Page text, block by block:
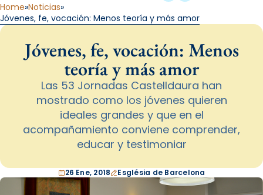
Home Noticias
Jóvenes, fe, vocación: Menos teoría y más amor
Jóvenes, fe, vocación: Menos
teoría y más amor
Las 53 Jornadas Castelldaura han
mostrado como los jóvenes quieren
ideales grandes y que en el
acompañamiento conviene comprender,
educar y testimoniar
26 Ene, 2018 Església de Barcelona